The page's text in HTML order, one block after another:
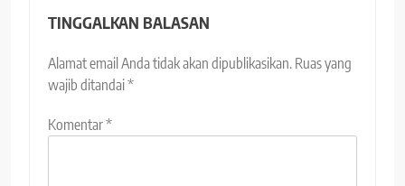
TINGGALKAN BALASAN
Alamat email Anda tidak akan dipublikasikan. Ruas yang
wajib ditandai*
Komentar*